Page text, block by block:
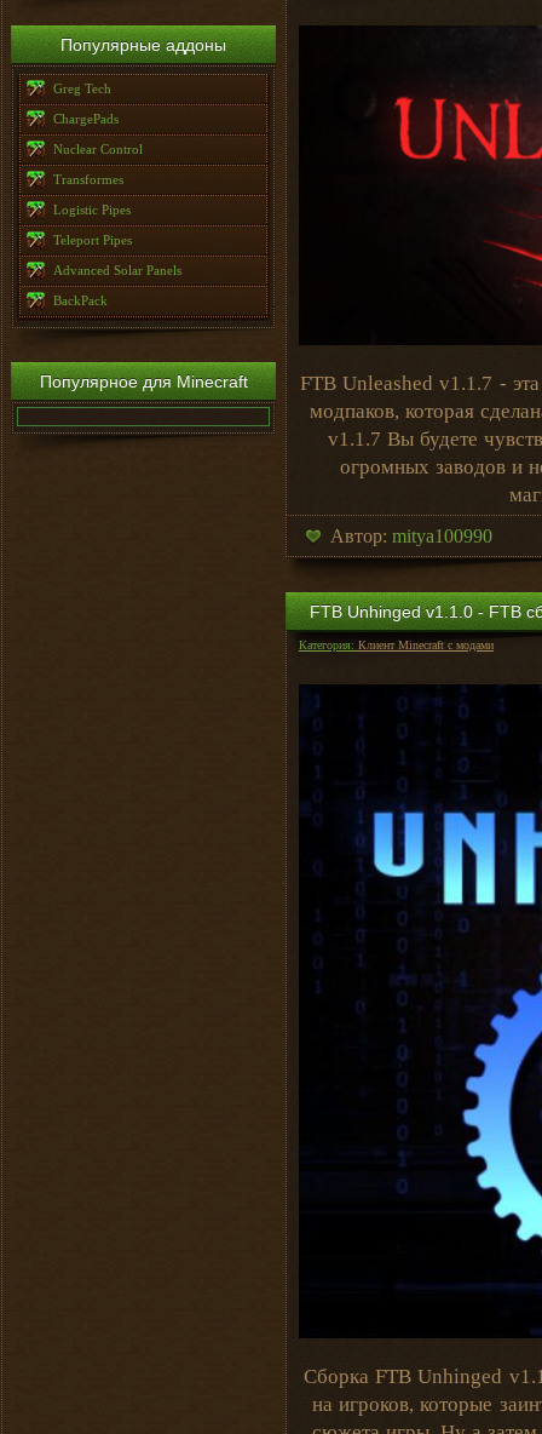
Популярные аддоны
Greg Tech
ChargePads
Nuclear Control
Transformes
Logistic Pipes
Teleport Pipes
Advanced Solar Panels
BackPack
Популярное для Minecraft
FTB Unleashed v1.1.7 -
модпаков, которая
v1.1.7 Вы будете
огромных заводов и
Автор: mitya100990
FTB Unhinged v1.1.0 - FTB
Категория: Клиент Minecraft с модами
Сборка FTB Unhinged
на игроков, которые